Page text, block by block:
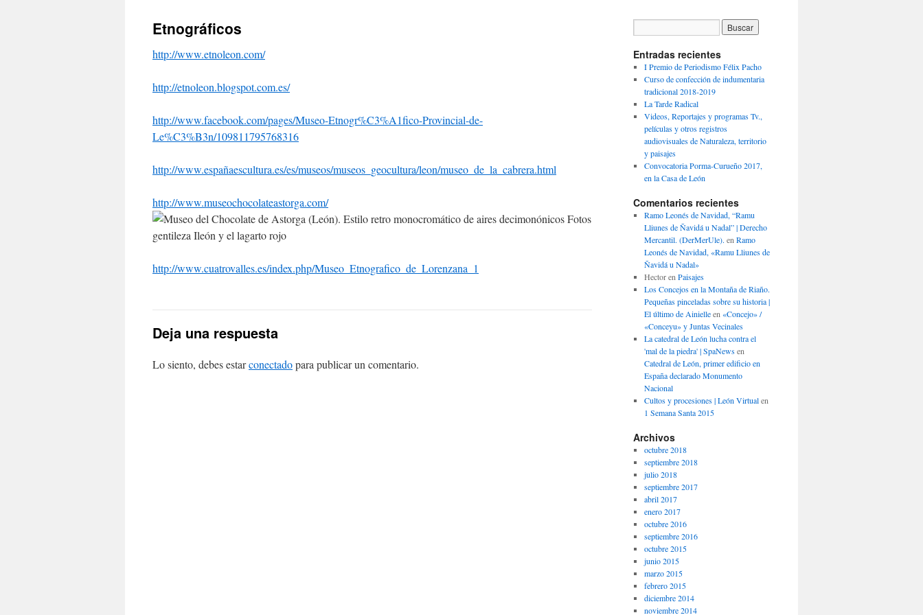
Etnográficos
http://www.etnoleon.com/
http://etnoleon.blogspot.com.es/
http://www.facebook.com/pages/Museo-Etnogr%C3%A1fico-Provincial-de-
Le%C3%B3n/109811795768316
http://www.españaescultura.es/es/museos/museos_geocultura/leon/museo_de_la_cabrera.html
http://www.museochocolateastorga.com/
Fotos
gentileza Ileón y el lagarto rojo
http://www.cuatrovalles.es/index.php/Museo_Etnografico_de_Lorenzana_1
Deja una respuesta
Lo siento, debes estarconectadopara publicar un comentario.
Entradas recientes
I Premio de Periodismo Félix Pacho
Curso de confección de indumentaria
tradicional 2018-2019
La Tarde Radical
Videos, Reportajes y programas Tv.,
películas y otros registros
audiovisuales de Naturaleza, territorio
y paisajes
Convocatoria Porma-Curueño 2017,
en la Casa de León
Comentarios recientes
Ramo Leonés de Navidad, “Ramu
Lliunes de Ñavidá u Nadal” | Derecho
Mercantil. (DerMerUle). en Ramo
Leonés de Navidad, «Ramu Lliunes de
Ñavidá u Nadal»
Hectoren Paisajes
Los Concejos en la Montaña de Riaño.
Pequeñas pinceladas sobre su historia |
El último de Ainielleen «Concejo» /
«Conceyu» y Juntas Vecinales
La catedral de León lucha contra el
'mal de la piedra' | SpaNewsen
Catedral de León, primer edificio en
España declarado Monumento
Nacional
Cultos y procesiones | León Virtualen
1 Semana Santa 2015
Archivos
octubre 2018
septiembre 2018
julio 2018
septiembre 2017
abril 2017
enero 2017
octubre 2016
septiembre 2016
octubre 2015
junio 2015
marzo 2015
febrero 2015
diciembre 2014
noviembre 2014